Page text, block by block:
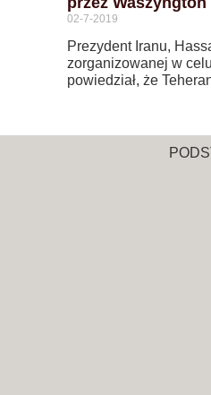
02-7-2019
Prezydent Iranu,
zorganizowanej w
powiedział, że